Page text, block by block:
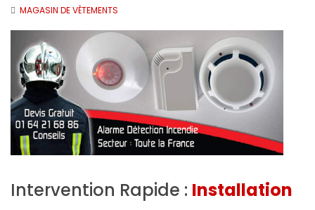
MAGASIN DE VÊTEMENTS
Intervention Rapide : Installation